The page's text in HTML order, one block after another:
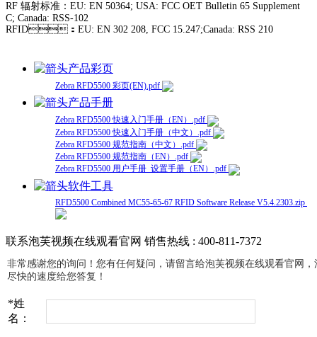
RF 辐射标准：EU: EN 50364; USA: FCC OET Bulletin 65 Supplement
C; Canada: RSS-102
RFID：EU: EN 302 208, FCC 15.247;Canada: RSS 210
产品彩页
Zebra RFD5500 彩页(EN).pdf
产品手册
Zebra RFD5500 快速入门手册（EN）.pdf
Zebra RFD5500 快速入门手册（中文）.pdf
Zebra RFD5500 规范指南（中文）.pdf
Zebra RFD5500 规范指南（EN）.pdf
Zebra RFD5500 用户手册_设置手册（EN）.pdf
软件工具
RFD5500 Combined MC55-65-67 RFID Software Release V5.4.2303.zip
联系泡芙视频在线观看官网 销售热线 : 400-811-7372
非常感谢您的询问！您有任何疑问，请留言给泡芙视频在线观看官网
尽快的速度给您答复！
*姓
名：